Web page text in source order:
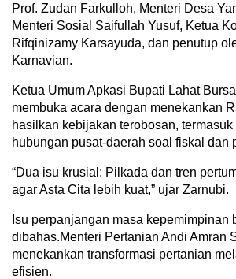
Prof. Zudan Farkulloh, Menteri Desa
Menteri Sosial Saifullah Yusuf, Ketua
Rifqinizamy Karsayuda, dan penutup
Karnavian.
Ketua Umum Apkasi Bupati Lahat
membuka acara dengan menekankan
hasilkan kebijakan terobosan,
hubungan pusat-daerah soal fiskal dan
“Dua isu krusial: Pilkada dan tren
agar Asta Cita lebih kuat,” ujar Zarnubi.
Isu perpanjangan masa kepemimpinan
dibahas.Menteri Pertanian Andi Amran
menekankan transformasi pertanian
efisien.